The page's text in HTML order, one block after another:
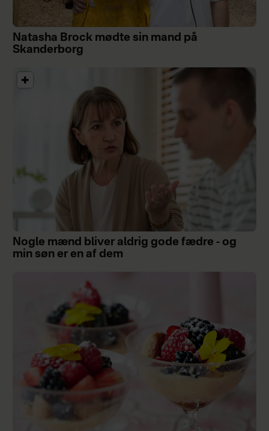
Natasha Brock mødte sin mand på
Skanderborg
Nogle mænd bliver aldrig gode fædre - og
min søn er en af dem